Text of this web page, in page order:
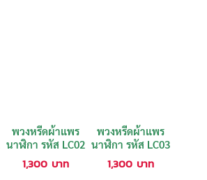
พวงหรีดผ้าแพร
นาฬิกา รหัส LC02
1,300 บาท
พวงหรีดผ้าแพร
นาฬิกา รหัส LC03
1,300 บาท